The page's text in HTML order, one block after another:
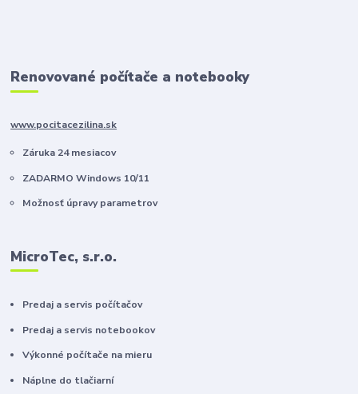
Renovované počítače a notebooky
www.pocitacezilina.sk
Záruka 24 mesiacov
ZADARMO Windows 10/11
Možnosť úpravy parametrov
MicroTec, s.r.o.
Predaj a servis počítačov
Predaj a servis notebookov
Výkonné počítače na mieru
Náplne do tlačiarní